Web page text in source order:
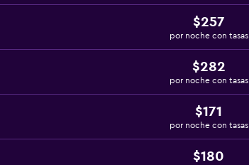
$257
por noche con tasas
$282
por noche con tasas
$171
por noche con tasas
$180